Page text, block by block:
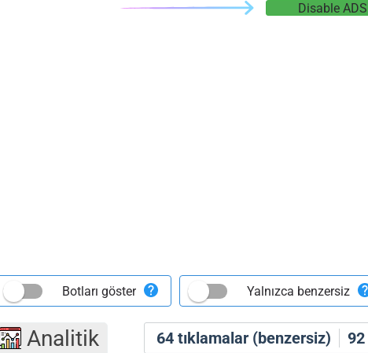
Disable ADS
64 tıklamalar (benzersiz) 92
Botları göster Yalnızca benzersiz
Analitik